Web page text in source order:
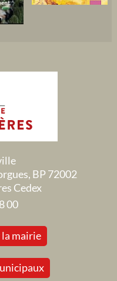
BP 72002
Cedex
00
mairie